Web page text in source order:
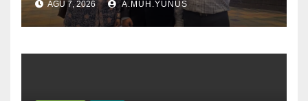
AGU 7, 2026 A.MUH.YUNUS